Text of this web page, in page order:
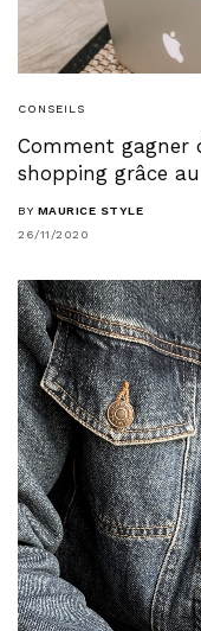
CONSEILS
Comment gagner
shopping grâce
BY MAURICE STYLE
26/11/2020